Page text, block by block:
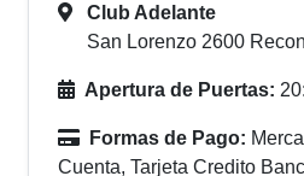
Club Adelante
San Lorenzo 2600
Apertura de Puertas:
Formas de Pago:
Cuenta, Tarjeta Credito